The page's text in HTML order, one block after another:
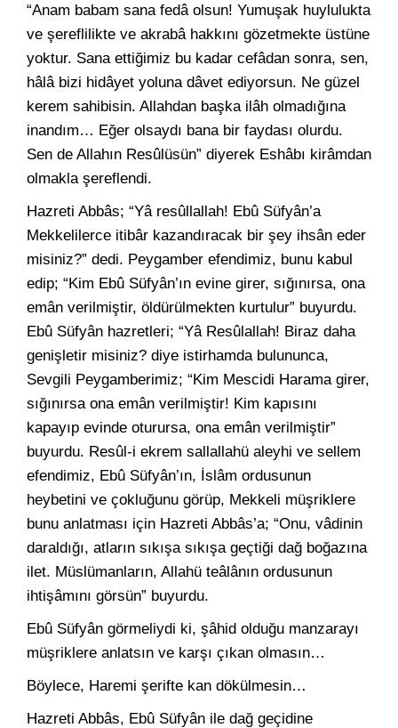
“Anam babam sana fedâ olsun! Yumuşak huylulukta
ve şereflilikte ve akrabâ hakkını gözetmekte üstüne
yoktur. Sana ettiğimiz bu kadar cefâdan sonra, sen,
hâlâ bizi hidâyet yoluna dâvet ediyorsun. Ne güzel
kerem sahibisin. Allahdan başka ilâh olmadığına
inandım… Eğer olsaydı bana bir faydası olurdu.
Sen de Allahın Resûlüsün” diyerek Eshâbı kirâmdan
olmakla şereflendi.
Hazreti Abbâs; “Yâ resûllallah! Ebû Süfyân’a
Mekkelilerce itibâr kazandıracak bir şey ihsân eder
misiniz?” dedi. Peygamber efendimiz, bunu kabul
edip; “Kim Ebû Süfyân’ın evine girer, sığınırsa, ona
emân verilmiştir, öldürülmekten kurtulur” buyurdu.
Ebû Süfyân hazretleri; “Yâ Resûlallah! Biraz daha
genişletir misiniz? diye istirhamda bulununca,
Sevgili Peygamberimiz; “Kim Mescidi Harama girer,
sığınırsa ona emân verilmiştir! Kim kapısını
kapayıp evinde oturursa, ona emân verilmiştir”
buyurdu. Resûl-i ekrem sallallahü aleyhi ve sellem
efendimiz, Ebû Süfyân’ın, İslâm ordusunun
heybetini ve çokluğunu görüp, Mekkeli müşriklere
bunu anlatması için Hazreti Abbâs’a; “Onu, vâdinin
daraldığı, atların sıkışa sıkışa geçtiği dağ boğazına
ilet. Müslümanların, Allahü teâlânın ordusunun
ihtişâmını görsün” buyurdu.
Ebû Süfyân görmeliydi ki, şâhid olduğu manzarayı
müşriklere anlatsın ve karşı çıkan olmasın…
Böylece, Haremi şerifte kan dökülmesin…
Hazreti Abbâs, Ebû Süfyân ile dağ geçidine